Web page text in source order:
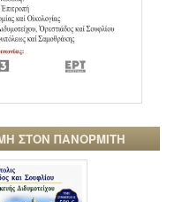
ΣΤΟΝ ΠΑΝΟΡΜΙΤΗ